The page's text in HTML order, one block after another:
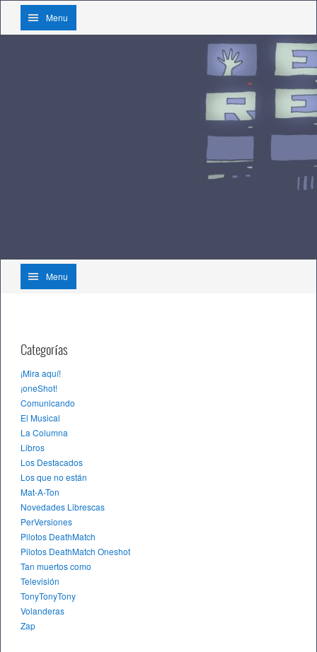
Menu
Menu
Categorías
¡Mira aquí!
¡oneShot!
Comunicando
El Musical
La Columna
Libros
Los Destacados
Los que no están
Mat-A-Ton
Novedades Librescas
PerVersiones
Pilotos DeathMatch
Pilotos DeathMatch Oneshot
Tan muertos como
Televisión
TonyTonyTony
Volanderas
Zap